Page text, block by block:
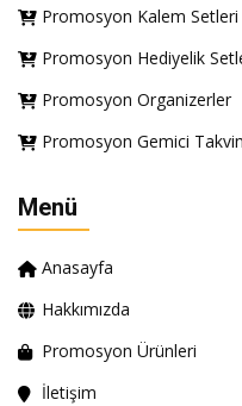
Promosyon Kalem Setleri
Promosyon Hediyelik
Promosyon Organizerler
Promosyon Gemici
Menü
Anasayfa
Hakkımızda
Promosyon Ürünleri
İletişim